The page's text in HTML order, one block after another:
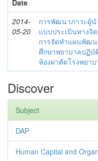
Date
2014-
05-20
การพัฒนาภาวะผู้น
แบบประเมินทางจิ
การจัดทำแผนพัฒ
ศึกษาพยาบาลปฏิบั
ห้องผ่าตัดโรงพยา
Discover
Subject
DAP
Human Capital and